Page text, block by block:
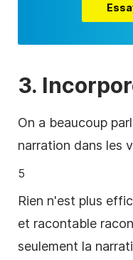
3.
On a beaucoup
narration dans les
5
Rien n'est plus
et racontable
seulement la